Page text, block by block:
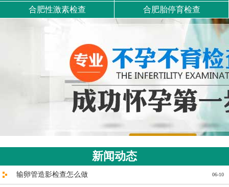
合肥性激素检查
合肥胎停育检查
新闻动态
06-10
输卵管造影检查怎么做